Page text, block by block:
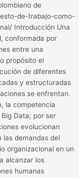
de
de-trabajo-como-
Introducción Una
conformada por
entre una
propósito el
de diferentes
y estructuradas
se enfrentan.
la competencia
Data; por ser
evolucionan
las demandas del
organizacional en un
alcanzar los
humanas